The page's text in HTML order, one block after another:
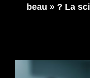
beau » ? La